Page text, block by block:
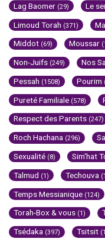
Lag Baomer (29) Le
Limoud Torah (371)
Middot (69) Moussar
Non-Juifs (249) Nos
Pessah (1508) Pourim
Pureté Familiale (578)
Respect des Parents (247)
Roch Hachana (296)
Sexualité (8) Sim'hat
Talmud (1) Techouva
Temps Messianique (124)
Torah-Box & vous (1)
Tsédaka (397) Tsitsit